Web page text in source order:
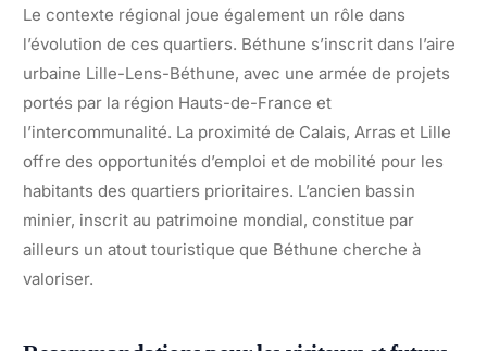
Le contexte régional joue également un rôle dans
l’évolution de ces quartiers. Béthune s’inscrit dans l’aire
urbaine Lille-Lens-Béthune, avec une armée de projets
portés par la région Hauts-de-France et
l’intercommunalité. La proximité de Calais, Arras et Lille
offre des opportunités d’emploi et de mobilité pour les
habitants des quartiers prioritaires. L’ancien bassin
minier, inscrit au patrimoine mondial, constitue par
ailleurs un atout touristique que Béthune cherche à
valoriser.